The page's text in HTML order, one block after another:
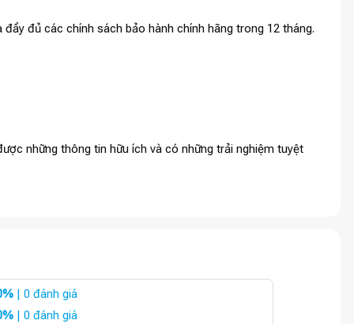
đủ các chính sách bảo hành chính hãng trong 12 tháng.
những thông tin hữu ích và có những trải nghiệm tuyệt
| 0 đánh giá
| 0 đánh giá